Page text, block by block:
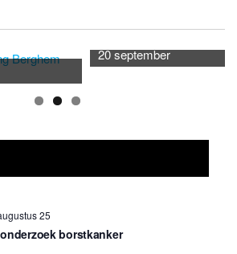
20 september
25
borstkanker